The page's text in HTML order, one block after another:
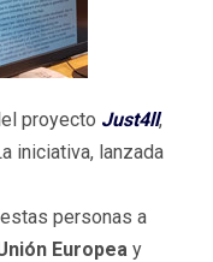
proyecto Just4ll,
iniciativa, lanzada
personas a
Europea y